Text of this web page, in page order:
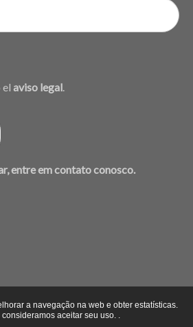
el aviso legal
entre em contato conosco.
a navegação na web e obter estatísticas.
aceitar seu uso. .